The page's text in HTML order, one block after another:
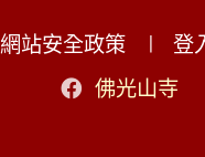
網站安全政策
登
佛光山寺